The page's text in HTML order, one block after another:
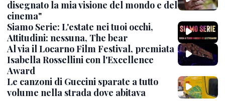
disegnato la mia visione del mondo e del
cinema"
Siamo Serie: L'estate nei tuoi occhi,
Attitudini: nessuna, The bear
Al via il Locarno Film Festival, premiata
Isabella Rossellini con l'Excellence
Award
Le canzoni di Guccini sparate a tutto
volume nella strada dove abitava